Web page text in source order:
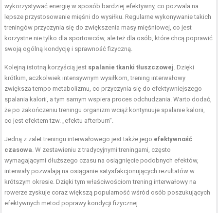
wykorzystywać energię w sposób bardziej efektywny, co pozwala na
lepsze przystosowanie mięśni do wysiłku. Regularne wykonywanie takich
treningów przyczynia się do zwiększenia masy mięśniowej, co jest
korzystne nie tylko dla sportowców, ale też dla osób, które chcą poprawić
swoją ogólną kondycję i sprawność fizyczną.
Kolejną istotną korzyścią jest spalanie tkanki tłuszczowej. Dzięki
krótkim, aczkolwiek intensywnym wysiłkom, trening interwałowy
zwiększa tempo metabolizmu, co przyczynia się do efektywniejszego
spalania kalorii, a tym samym wspiera proces odchudzania. Warto dodać,
że po zakończeniu treningu organizm wciąż kontynuuje spalanie kalorii,
co jest efektem tzw. „efektu afterburn”.
Jedną z zalet treningu interwałowego jest także jego efektywność
czasowa. W zestawieniu z tradycyjnymi treningami, często
wymagającymi dłuższego czasu na osiągnięcie podobnych efektów,
interwały pozwalają na osiąganie satysfakcjonujących rezultatów w
krótszym okresie. Dzięki tym właściwościom trening interwałowy na
rowerze zyskuje coraz większą popularność wśród osób poszukujących
efektywnych metod poprawy kondycji fizycznej.